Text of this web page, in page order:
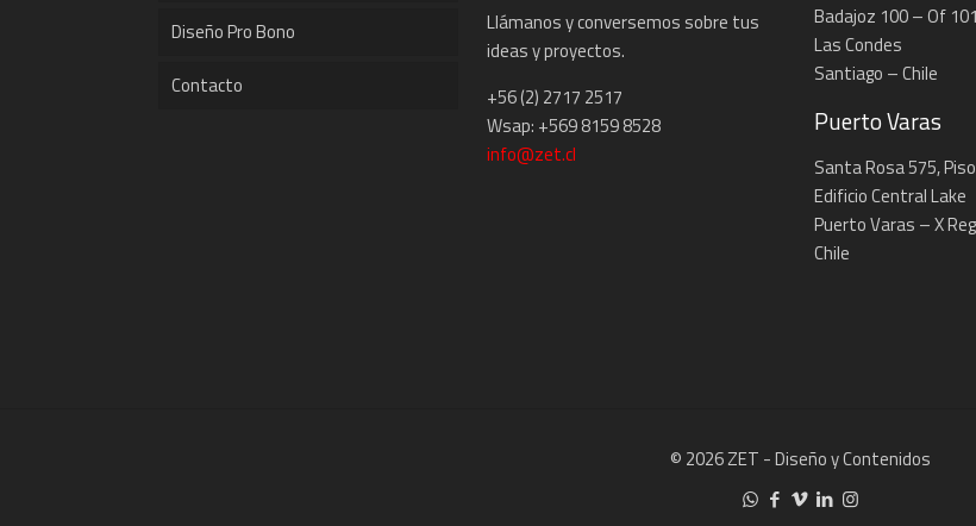
Diseño Pro Bono
Contacto
Llámanos y conversemos sobre tus
ideas y proyectos.
+56 (2) 2717 2517
Wsap: +569 8159 8528
info@zet.cl
Badajoz 100 – Of
Las Condes
Santiago – Chile
Puerto Varas
Santa Rosa 575,
Edificio Central Lake
Puerto Varas – X
Chile
© 2026 ZET - Diseño y Contenidos